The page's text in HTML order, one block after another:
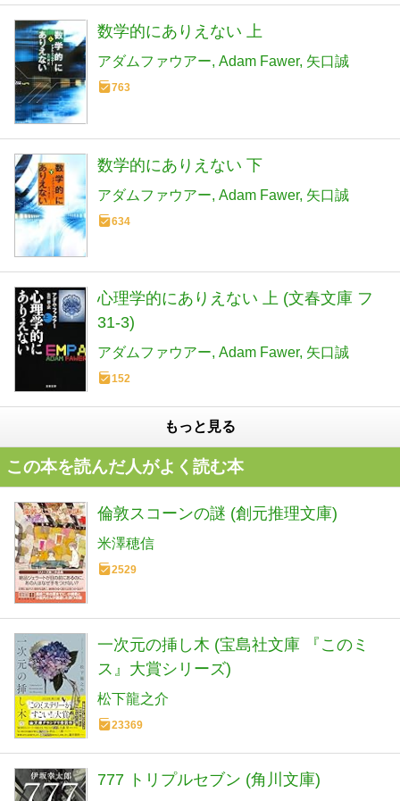
数学的にありえない 上
アダムファウアー Adam Fawer 矢口誠
763
数学的にありえない 下
アダムファウアー Adam Fawer 矢口誠
634
心理学的にありえない 上 (文春文庫 フ
31-3)
アダムファウアー Adam Fawer 矢口誠
152
もっと見る
この本を読んだ人がよく読む本
倫敦スコーンの謎 (創元推理文庫)
米澤穂信
2529
一次元の挿し木 (宝島社文庫 『このミ
ス』大賞シリーズ)
松下龍之介
23369
777 トリプルセブン (角川文庫)